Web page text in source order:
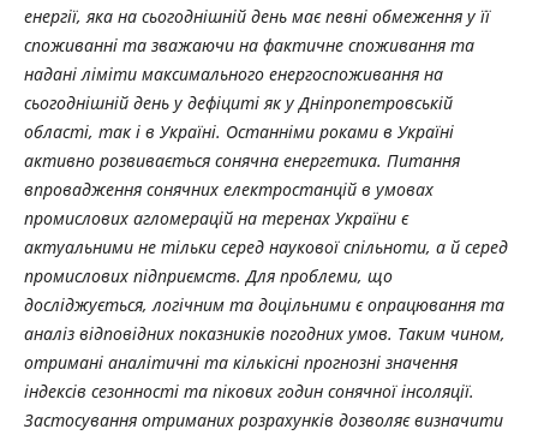
енергії, яка на сьогоднішній день має певні обмеження у її
споживанні та зважаючи на фактичне споживання та
надані ліміти максимального енергоспоживання на
сьогоднішній день у дефіциті як у Дніпропетровській
області, так і в Україні. Останніми роками в Україні
активно розвивається сонячна енергетика. Питання
впровадження сонячних електростанцій в умовах
промислових агломерацій на теренах України є
актуальними не тільки серед наукової спільноти, а й серед
промислових підприємств. Для проблеми, що
досліджується, логічним та доцільними є опрацювання та
аналіз відповідних показників погодних умов. Таким чином,
отримані аналітичні та кількісні прогнозні значення
індексів сезонності та пікових годин сонячної інсоляції.
Застосування отриманих розрахунків дозволяє визначити